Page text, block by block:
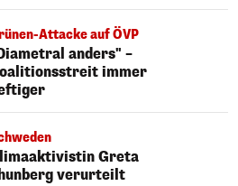
Attacke auf ÖVP
anders" –
immer
Greta
verurteilt